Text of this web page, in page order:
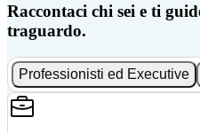
Raccontaci chi sei e ti
traguardo.
Professionisti ed Executive